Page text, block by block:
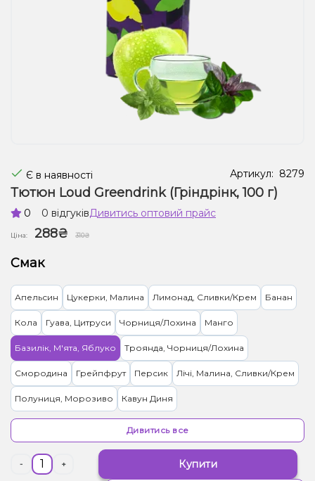
Рідини для електронних сигарет
Подарункові набори
Є в наявності Артикул: 8279
Тютюн Loud Greendrink (Гріндрінк, 100 г)
0 0 відгуківДивитись оптовий прайс
Ціна: 288₴ 310₴
Смак
Апельсин Цукерки, Малина Лимонад, Сливки/Крем Банан
Кола Гуава, Цитруси Чорниця/Лохина Манго
Базилік, М'ята, Яблуко Троянда, Чорниця/Лохина
Смородина Грейпфрут Персик Лічі, Малина, Сливки/Крем
Полуниця, Морозиво Кавун Диня
Маракуя Малина Груша/Дюшес
Цукерки, Мультифрукт
Дивитись все
- + Купити